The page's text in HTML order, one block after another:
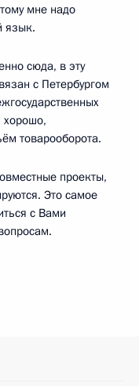
мне надо
язык.
сюда, в эту
с Петербургом
хорошо,
товарооборота.
проекты,
Это самое
с Вами